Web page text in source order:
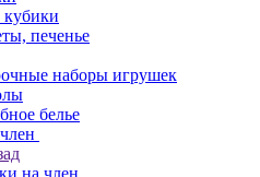
печенье
наборы игрушек
белье
на член